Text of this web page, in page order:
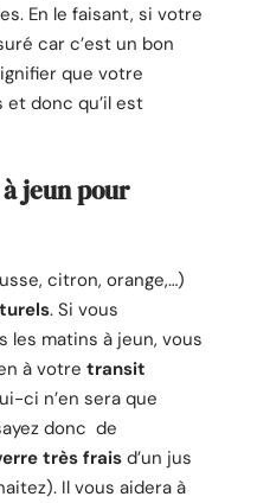
En le faisant, si votre
car c’est un bon
que votre
donc qu’il est
à jeun pour
citron, orange,…)
. Si vous
les matins à jeun, vous
à votre transit
ci n’en sera que
donc de
très fraisd’un jus
Il vous aidera à